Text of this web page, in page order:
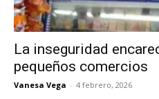
La inseguridad
pequeños comercios
Vanesa Vega - 4 febrero, 2026